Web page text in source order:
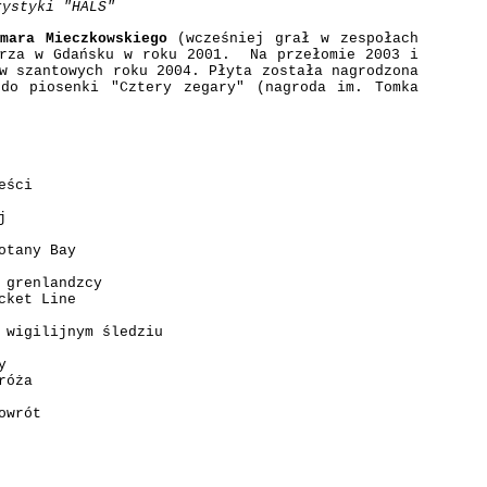
"HALS"
Mieczkowskiego(wcześniej grał w zespołach
w Gdańsku w roku 2001. Na przełomie 2003 i
roku 2004. Płyta została nagrodzona
piosenki "Cztery zegary" (nagroda im. Tomka
Bay
Line
wigilijnym śledziu